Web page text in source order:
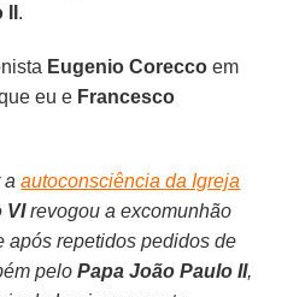
.
Eugenio Corecco em
eu e Francesco
aautoconsciência da Igreja
VIrevogou a excomunhão
após repetidos pedidos de
peloPapa João Paulo II,